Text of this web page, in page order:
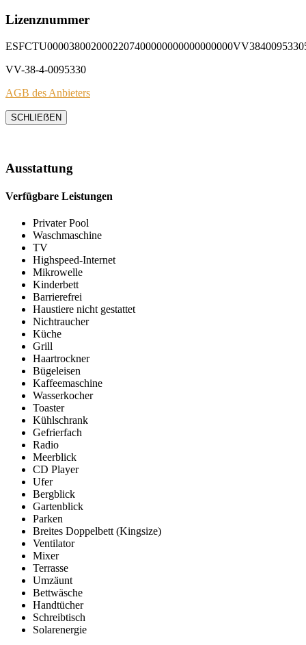
Lizenznummer
VV-38-4-0095330
AGB des Anbieters
SCHLIEẞEN
Ausstattung
Verfügbare Leistungen
Privater Pool
Waschmaschine
TV
Highspeed-Internet
Mikrowelle
Kinderbett
Barrierefrei
Haustiere nicht gestattet
Nichtraucher
Küche
Grill
Haartrockner
Bügeleisen
Kaffeemaschine
Wasserkocher
Toaster
Kühlschrank
Gefrierfach
Radio
Meerblick
CD Player
Ufer
Bergblick
Gartenblick
Parken
Breites Doppelbett (Kingsize)
Ventilator
Mixer
Terrasse
Umzäunt
Bettwäsche
Handtücher
Schreibtisch
Solarenergie